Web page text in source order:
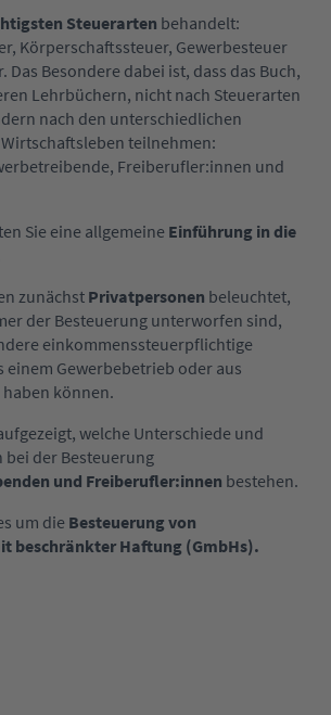
Steuerarten behandelt:
Körperschaftssteuer, Gewerbesteuer
Das Besondere dabei ist, dass das Buch,
Lehrbüchern, nicht nach Steuerarten
nach den unterschiedlichen
teilnehmen:
Freiberufler:innen und
Sie eine allgemeine Einführung in die
zunächst Privatpersonen beleuchtet,
der Besteuerung unterworfen sind,
einkommenssteuerpflichtige
einem Gewerbebetrieb oder aus
können.
welche Unterschiede und
bei der Besteuerung
und Freiberufler:innen bestehen.
um die Besteuerung von
beschränkter Haftung (GmbHs).